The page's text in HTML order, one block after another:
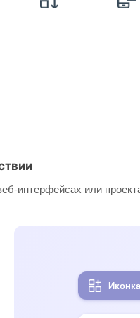
интерфейсах или